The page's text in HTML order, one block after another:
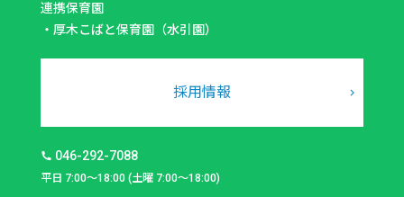
連携保育園
・ 厚木こばと保育園（水引園）
採用情報
046-292-7088
平日 7:00～18:00 (土曜 7:00～18:00)